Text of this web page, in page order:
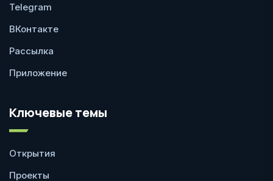
Telegram
ВКонтакте
Рассылка
Приложение
Ключевые темы
Открытия
Проекты